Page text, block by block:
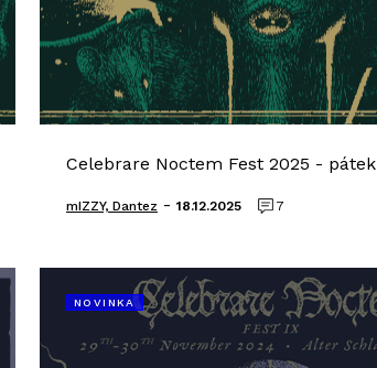
Celebrare Noctem Fest 2025 - pátek
mIZZY, Dantez - 18.12.2025 7
NOVINKA